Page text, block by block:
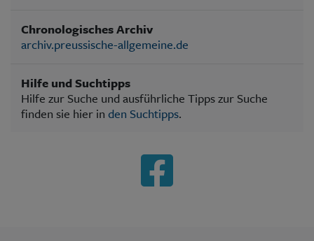
Chronologisches Archiv
archiv.preussische-allgemeine.de
Hilfe und Suchtipps
Hilfe zur Suche und ausführliche Tipps zur Suche
finden sie hier in den Suchtipps.